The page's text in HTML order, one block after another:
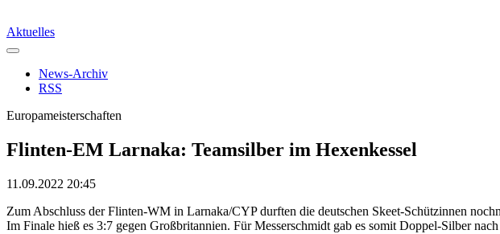
Aktuelles
News-Archiv
RSS
Europameisterschaften
Flinten-EM Larnaka: Teamsilber im Hexenkessel
11.09.2022 20:45
Zum Abschluss der Flinten-WM in Larnaka/CYP durften die deutschen Skeet-Schützinnen
Im Finale hieß es 3:7 gegen Großbritannien. Für Messerschmidt gab es somit Doppel-Silber